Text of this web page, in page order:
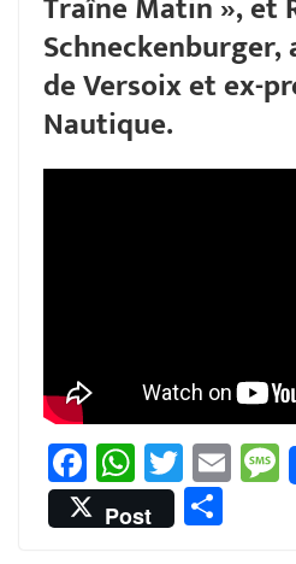
de Versoix et ex-
Nautique.
F
ac
e
W
h
at
T
w
itt
E
Post